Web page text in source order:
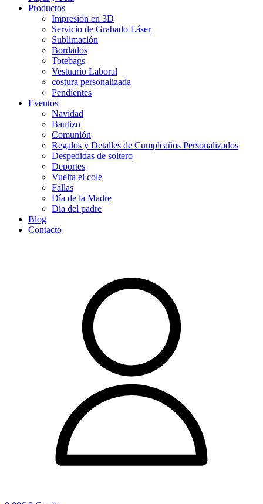
Productos
Impresión en 3D
Servicio de Grabado Láser
Sublimación
Bordados
Totebags
Vestuario Laboral
costura personalizada
Pendientes
Eventos
Navidad
Bautizo
Comunión
Regalos y Detalles de Cumpleaños Personalizados
Despedidas de soltero
Deportes
Vuelta el cole
Fallas
Día de la Madre
Día del padre
Blog
Contacto